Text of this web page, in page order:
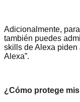
Adicionalmente,
también puedes
skills de Alexa piden
Alexa”.
¿Cómo protege